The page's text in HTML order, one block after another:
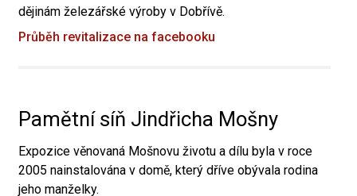
dějinám železářské výroby v Dobřívě.
Průběh revitalizace na facebooku
Pamětní síň Jindřicha Mošny
Expozice věnovaná Mošnovu životu a dílu byla v roce
2005 nainstalována v domě, který dříve obývala rodina
jeho manželky.